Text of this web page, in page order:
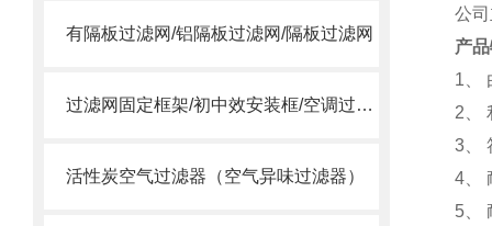
有隔板过滤网/铝隔板过滤网/隔板过滤网
过滤网固定框架/初中效安装框/空调过滤网安装框
活性炭空气过滤器（空气异味过滤器）
公
产
1
2
3
4
5